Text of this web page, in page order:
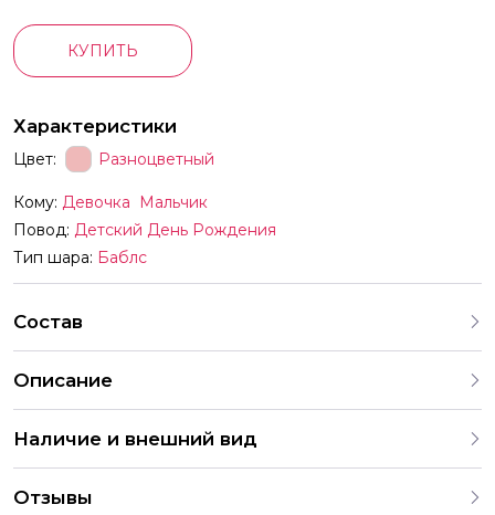
КУПИТЬ
Характеристики
Цвет: Разноцветный
Кому: Девочка
Мальчик
Повод: Детский День Рождения
Тип шара: Баблс
Состав
Описание
Маленькие шары продаются отдельно Можно сделать
индивидуальную надпись
Наличие и внешний вид
индивидуальных предпочтений и тематики праздника. На
Отзывы